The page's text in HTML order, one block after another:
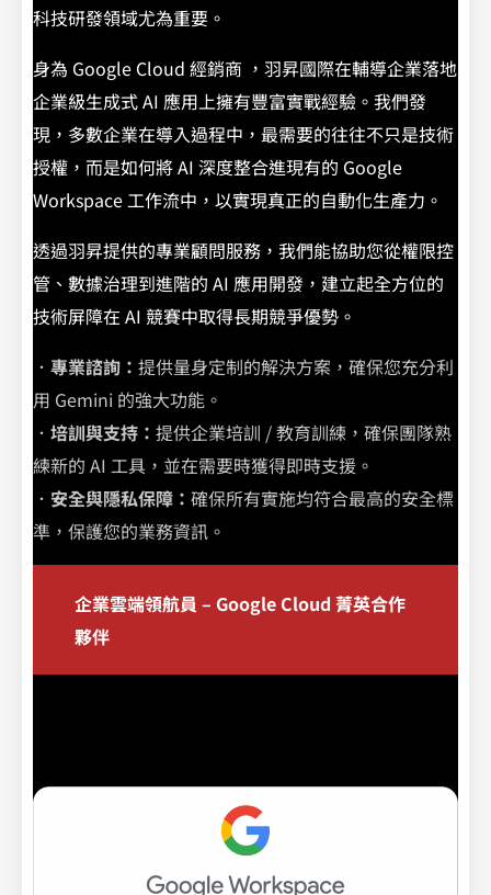
科技研發領域尤為重要。
身為 Google Cloud 經銷商 ，羽昇國際在輔導企業落地
企業級生成式 AI 應用上擁有豐富實戰經驗。我們發
現，多數企業在導入過程中，最需要的往往不只是技術
授權，而是如何將 AI 深度整合進現有的 Google
Workspace 工作流中，以實現真正的自動化生產力。
透過羽昇提供的專業顧問服務，我們能協助您從權限控
管、數據治理到進階的 AI 應用開發，建立起全方位的
技術屏障在 AI 競賽中取得長期競爭優勢。
． 專業諮詢： 提供量身定制的解決方案，確保您充分利
用 Gemini 的強大功能。
． 培訓與支持： 提供企業培訓 / 教育訓練，確保團隊熟
練新的 AI 工具，並在需要時獲得即時支援。
． 安全與隱私保障： 確保所有實施均符合最高的安全標
準，保護您的業務資訊。
企業雲端領航員 – Google Cloud 菁英合作
夥伴